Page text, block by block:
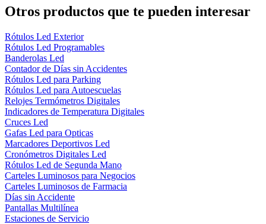
Otros productos que te pueden interesar
Rótulos Led Exterior
Rótulos Led Programables
Banderolas Led
Contador de Días sin Accidentes
Rótulos Led para Parking
Rótulos Led para Autoescuelas
Relojes Termómetros Digitales
Indicadores de Temperatura Digitales
Cruces Led
Gafas Led para Opticas
Marcadores Deportivos Led
Cronómetros Digitales Led
Rótulos Led de Segunda Mano
Carteles Luminosos para Negocios
Carteles Luminosos de Farmacia
Días sin Accidente
Pantallas Multilínea
Estaciones de Servicio